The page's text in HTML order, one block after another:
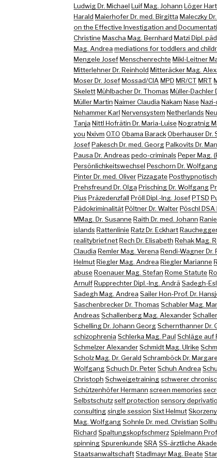
Ludwig Dr. Michael Luif Mag. Johann Löger
Harald Maierhofer Dr. med. Birgitta Maleczky
on the Effective Investigation and
Christine Mascha Mag. Bernhard Matzi Dipl.
Mag. Andrea mediations for toddlers and
Mengele Josef Menschenrechte Mikl-Leitner
Mitterlehner Dr. Reinhold Mitteräcker Mag.
Moser Dr. Josef Mossad/CIA MPD MR/CT MRT
Skelett Mühlbacher Dr. Thomas Müller-Dachler
Müller Martin Naimer Claudia Nakam Nase
Nehammer Karl Nervensystem Netherlands
Tanja Nittl Hofrätin Dr. Maria-Luise Nogratnig
you Nxivm O.T.O Obama Barack Oberhauser Dr.
Josef Pakesch Dr. med. Georg Palkovits Dr.
Pausa Dr. Andreas pedo-criminals Peper Mag.
Persönlichkeitswechsel Peschorn Dr. Wolfgang
Pinter Dr. med. Oliver Pizzagate
Prehsfreund Dr. Olga Prisching Dr. Wolfgang
Pius Präzedenzfall Pröll Dipl.-Ing. Josef PTSD
Pädokriminalität Pöltner Dr. Walter Pöschl DSA
MMag. Dr. Susanne Raith Dr. med. Johann
islands Rattenlinie Ratz Dr. Eckhart
realitybrief.net Rech Dr. Elisabeth Rehak Mag.
Claudia Remler Mag. Verena Rendi-Wagner Dr.
Helmut Riegler Mag. Andrea Riegler Marianne
abuse Roenauer Mag. Stefan Rome Statute
Arnulf Rupprechter Dipl.-Ing. Andrä Sadegh-
Sadegh Mag. Andrea Sailer Hon-Prof. Dr.
Saschenbrecker Dr. Thomas Schabler Mag.
Andreas Schallenberg Mag. Alexander
Schelling Dr. Johann Georg Schernthanner Dr.
schizophrenia Schlerka Mag. Paul Schläge auf
Schmelzer Alexander Schmidt Mag. Ulrike
Scholz Mag. Dr. Gerald Schramböck Dr.
Wolfgang Schuch Dr. Peter Schuh Andrea
Christoph Schweigetraining schwerer
Schützenhöfer Hermann screen memories
Selbstschutz self protection sensory
consulting single session Sixt Helmut
Mag. Wolfgang Sohnle Dr. med. Christian
Richard Spaltungskopfschmerz Spielmann
spinning Spurenkunde SRA SS-ärztliche
Staatsanwaltschaft Stadlmayr Mag. Beate